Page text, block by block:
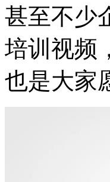
甚至不少
培训视频
也是大家